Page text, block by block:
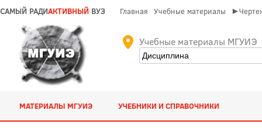
САМЫЙ РАДИАКТИВНЫЙ ВУЗ Главная Учебные материалы
Учебные материалы МГУИЭ
МАТЕРИАЛЫ МГУИЭ УЧЕБНИКИ И СПРАВОЧНИКИ